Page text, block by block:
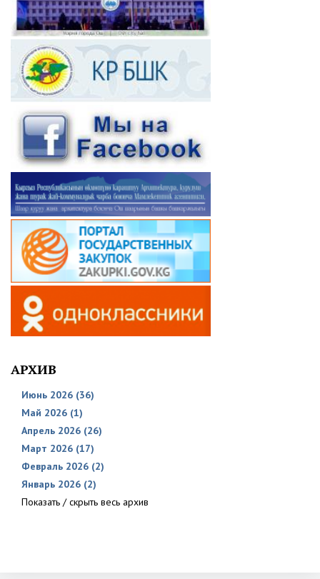
АРХИВ
Июнь 2026 (36)
Май 2026 (1)
Апрель 2026 (26)
Март 2026 (17)
Февраль 2026 (2)
Январь 2026 (2)
Показать / скрыть весь архив